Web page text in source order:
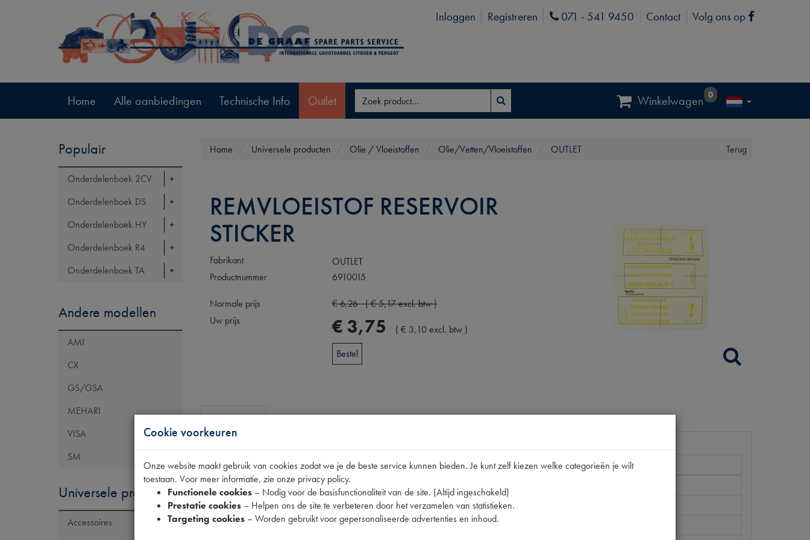
Inloggen Registreren Phone
071 - 541 9450 Contact Volg ons op Facebook
Home Alle aanbiedingen Technische Info Outlet Winkelwagen 0
Populair
Onderdelenboek 2CV
Onderdelenboek DS
Onderdelenboek HY
Onderdelenboek R4
Onderdelenboek TA
Andere modellen
AMI
CX
GS/GSA
MEHARI
VISA
SM
Universele producten
Accessoires
Terug
Home Universele producten Olie / Vloeistoffen Olie/Vetten/Vloeistoffen OUTLET
REMVLOEISTOF RESERVOIR
STICKER
Fabrikant
OUTLET
Productnummer
6910015
Normale prijs €6,26 (€5,17excl. btw)
Uw prijs
€ 3,75 (€ 3,10excl. btw )
Bestel
Specificaties Omschrijving
Eigenschappen
Model Citroën
Artikelcode JF
000.878-S-
Tecdoc brandnummer
Cookie voorkeuren
Onze website maakt gebruik van cookies zodat we je de beste service kunnen bieden. Je kunt zelf kiezen welke categorieën je wilt
toestaan. Voor meer informatie, zie onze privacy policy.
Functionele cookies – Nodig voor de basisfunctionaliteit van de site. (Altijd ingeschakeld)
Prestatie cookies – Helpen ons de site te verbeteren door het verzamelen van statistieken.
Targeting cookies – Worden gebruikt voor gepersonaliseerde advertenties en inhoud.